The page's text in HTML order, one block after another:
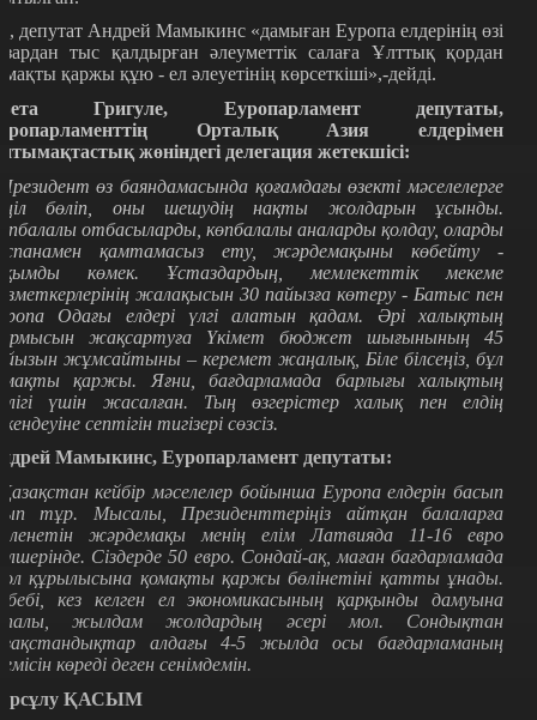
депутат Андрей Мамыкинс «дамыған Еуропа елдерінің өзі
тыс қалдырған әлеуметтік салаға Ұлттық қордан
қаржы құю - ел әлеуетінің көрсеткіші»,-дейді.
Григуле, Еуропарламент депутаты,
Орталық Азия елдерімен
жөніндегі делегация жетекшісі:
өз баяндамасында қоғамдағы өзекті мәселелерге
бөліп, оны шешудің нақты жолдарын ұсынды.
отбасыларды, көпбалалы аналарды қолдау, оларды
қамтамасыз ету, жәрдемақыны көбейту -
көмек. Ұстаздардың, мемлекеттік мекеме
жалақысын 30 пайызға көтеру - Батыс пен
Одағы елдері үлгі алатын қадам. Әрі халықтың
жақсартуға Үкімет бюджет шығынының 45
жұмсайтыны – керемет жаңалық, Біле білсеңіз, бұл
қаржы. Яғни, бағдарламада барлығы халықтың
үшін жасалған. Тың өзгерістер халық пен елдің
септігін тигізері сөзсіз.
Мамыкинс, Еуропарламент депутаты:
кейбір мәселелер бойынша Еуропа елдерін басып
тұр. Мысалы, Президенттеріңіз айтқан балаларға
жәрдемақы менің елім Латвияда 11-16 евро
Сіздерде 50 евро. Сондай-ақ, маған бағдарламада
құрылысына қомақты қаржы бөлінетіні қатты ұнады.
кез келген ел экономикасының қарқынды дамуына
жылдам жолдардың әсері мол. Сондықтан
алдағы 4-5 жылда осы бағдарламаның
көреді деген сенімдемін.
ҚАСЫМ